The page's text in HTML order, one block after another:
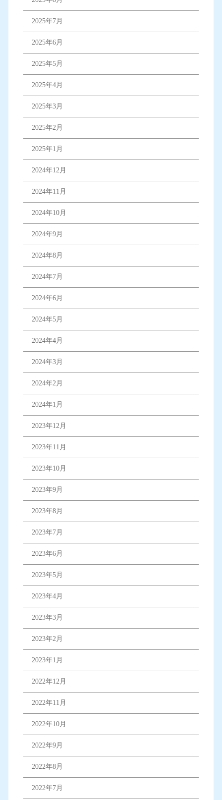
2025年7月
2025年6月
2025年5月
2025年4月
2025年3月
2025年2月
2025年1月
2024年12月
2024年11月
2024年10月
2024年9月
2024年8月
2024年7月
2024年6月
2024年5月
2024年4月
2024年3月
2024年2月
2024年1月
2023年12月
2023年11月
2023年10月
2023年9月
2023年8月
2023年7月
2023年6月
2023年5月
2023年4月
2023年3月
2023年2月
2023年1月
2022年12月
2022年11月
2022年10月
2022年9月
2022年8月
2022年7月